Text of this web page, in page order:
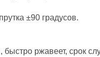
±90 градусов.
быстро ржавеет, срок